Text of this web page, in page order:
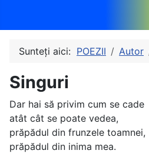
Sunteți aici: POEZII Autor
Singuri
Dar hai să privim cum se cade
atât cât se poate vedea,
prăpădul din frunzele toamnei,
prăpădul din inima mea.